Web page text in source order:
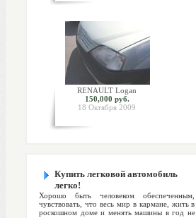
RENAULT Logan
150,000 руб.
18 Октября 2009
Купить легковой автомобиль
легко!
Хорошо быть человеком обеспеченным,
чувствовать, что весь мир в кармане, жить в
роскошном доме и менять машины в год не